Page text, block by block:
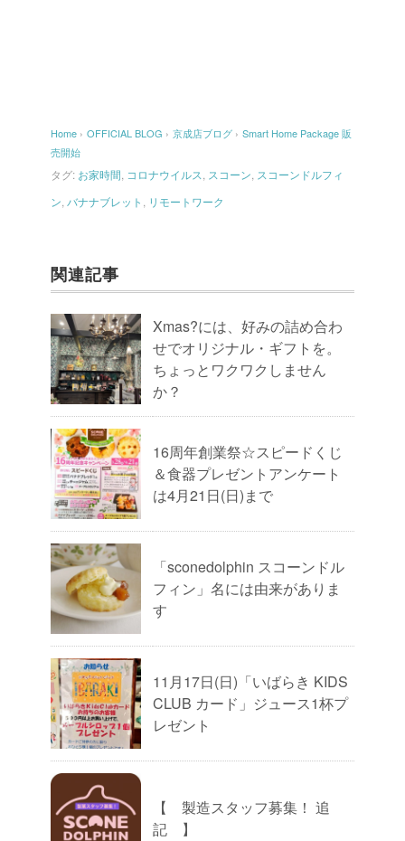
Home › OFFICIAL BLOG › 京成店ブログ › Smart Home Package 販
売開始
タグ: お家時間 コロナウイルス スコーン スコーンドルフィ
ン バナナブレット リモートワーク
関連記事
Xmas?には、好みの詰め合わ
せでオリジナル・ギフトを。
ちょっとワクワクしません
か？
16周年創業祭☆スピードくじ
＆食器プレゼントアンケート
は4月21日(日)まで
「sconedolphin スコーンドル
フィン」名には由来がありま
す
11月17日(日)「いばらき KIDS
CLUB カード」ジュース1杯プ
レゼント
【 製造スタッフ募集！ 追
記 】